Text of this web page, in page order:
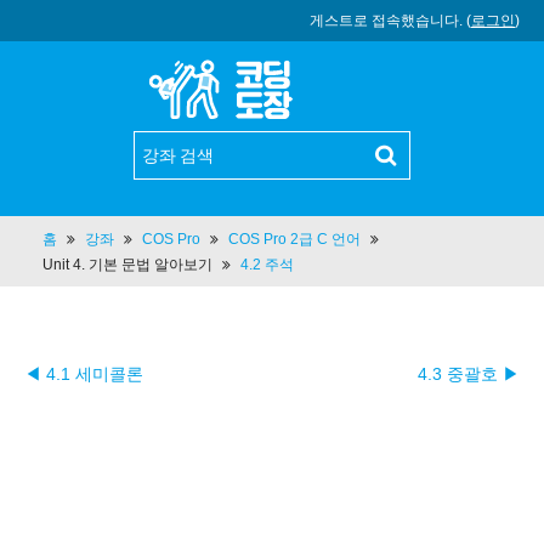
게스트로 접속했습니다. (로그인)
홈 강좌 COS Pro
COS Pro 2급 C 언어
Unit 4. 기본 문법 알아보기
4.2 주석
◀ 4.1 세미콜론 4.3 중괄호 ▶︎